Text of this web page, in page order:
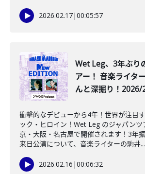
2026.02.17|00:05:57
Wet Leg、3年ぶり
アー！ 音楽ライタ
んと深掘り！
衝撃的なデビューから4年！世界が注目
ック・ヒロイン！Wet Leg のジャパンツ
京・大阪・名古屋で開催されます！3年
来日公演について、音楽ライターの駒井...
2026.02.16 |00:06:32